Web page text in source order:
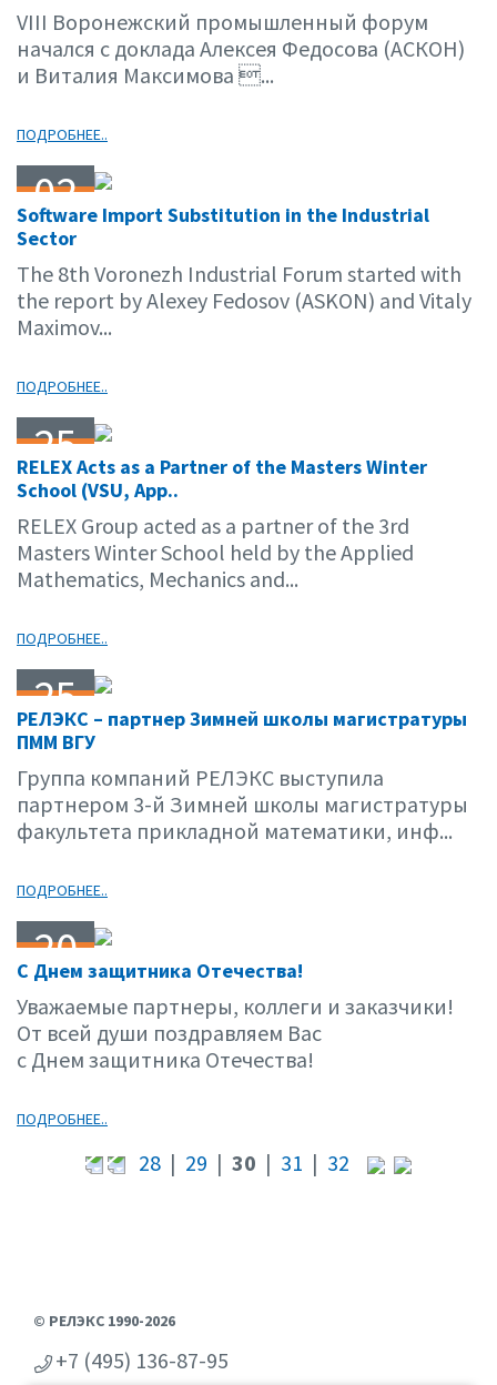
VIII Воронежский промышленный форум
начался с доклада Алексея Федосова (АСКОН)
и Виталия Максимова ...
ПОДРОБНЕЕ..
02
03.15
Software Import Substitution in the Industrial
Sector
The 8th Voronezh Industrial Forum started with
the report by Alexey Fedosov (ASKON) and Vitaly
Maximov...
ПОДРОБНЕЕ..
25
02.15
RELEX Acts as a Partner of the Masters Winter
School (VSU, App..
RELEX Group acted as a partner of the 3rd
Masters Winter School held by the Applied
Mathematics, Mechanics and...
ПОДРОБНЕЕ..
25
02.15
РЕЛЭКС – партнер Зимней школы магистратуры
ПММ ВГУ
Группа компаний РЕЛЭКС выступила
партнером 3-й Зимней школы магистратуры
факультета прикладной математики, инф...
ПОДРОБНЕЕ..
20
02.15
C Днем защитника Отечества!
Уважаемые партнеры, коллеги и заказчики!
От всей души поздравляем Вас
с Днем защитника Отечества!
ПОДРОБНЕЕ..
28 | 29 | 30 | 31 | 32
© РЕЛЭКС 1990-2026
+7 (495) 136-87-95